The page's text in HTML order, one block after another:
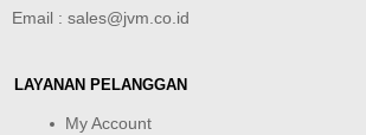
Email : sales@jvm.co.id
LAYANAN PELANGGAN
My Account